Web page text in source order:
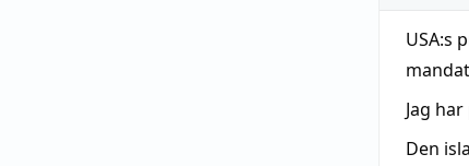
USA:s
Jag
Den